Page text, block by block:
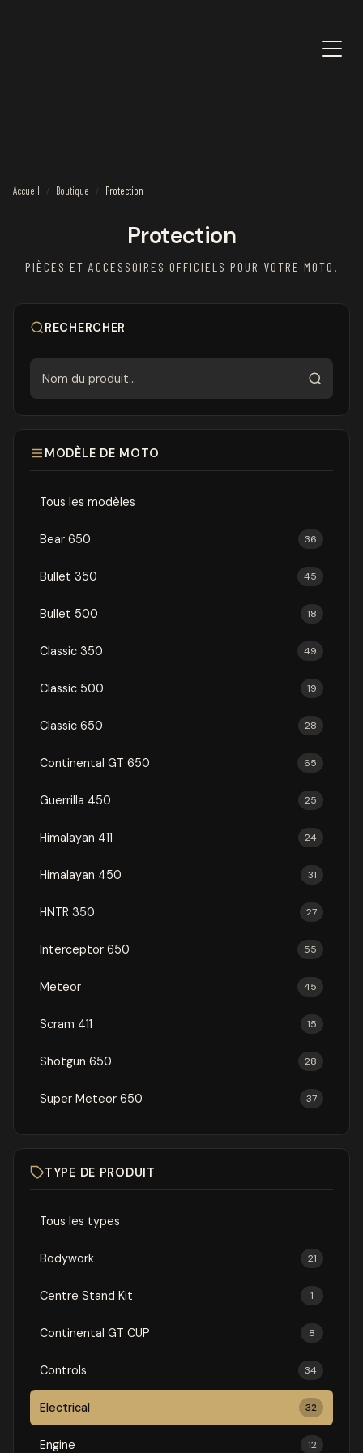
Accueil / Boutique / Protection
Protection
PIÈCES ET ACCESSOIRES OFFICIELS POUR VOTRE MOTO.
RECHERCHER
MODÈLE DE MOTO
Tous les modèles
Bear 650 36
Bullet 350 45
Bullet 500 18
Classic 350 49
Classic 500 19
Classic 650 28
Continental GT 650 65
Guerrilla 450 25
Himalayan 411 24
Himalayan 450 31
HNTR 350 27
Interceptor 650 55
Meteor 45
Scram 411 15
Shotgun 650 28
Super Meteor 650 37
TYPE DE PRODUIT
Tous les types
Bodywork 21
Centre Stand Kit 1
Continental GT CUP 8
Controls 34
Electrical 32
Engine 12